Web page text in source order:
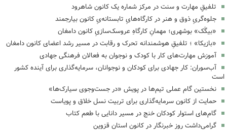
تلفیقِ مهارت و سنت در مرکز شماره یک کانون شاهرود
جلوه‌گریِ ذوق و هنر در کارگاه‌هایِ تابستانه‌یِ کانون بیارجمند
«بیگَک» بوشهری؛ مهمانِ کارگاهِ عروسک‌سازیِ کانون دامغان
«بازیکا» ؛ تلفیقِ هوشمندانه تحرک و رقابت در مسیر رشد اعضای کانون دامغان
آموزش مهارت‌های کار با کودک و نوجوان به فعالان فرهنگی جهادی
آب‌سوران: کار جهادی برای کودکان و نوجوانان، سرمایه‌گذاری برای آینده کشور
است
نخستین گام عملی تیم‌ها در پویش «در جست‌وجوی سیارک‌ها»
حمایت از کانون سرمایه‌گذاری برای تربیت نسل خلاق و پویاست
گام‌های استوار کودکان خنج در مسیر دانایی با طعم کتاب
گرامی‌داشت روز خبرنگار در کانون استان قزوین